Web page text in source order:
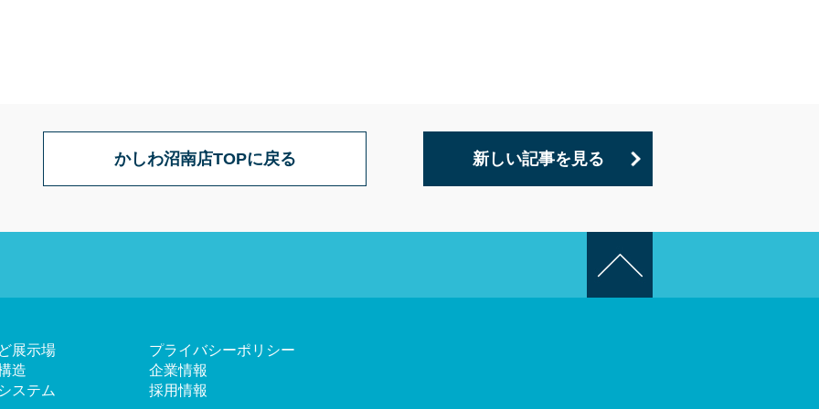
新しい記事を見る
かしわ沼南店TOPに戻る
展示場
造
ステム
プライバシーポリシー
企業情報
採用情報